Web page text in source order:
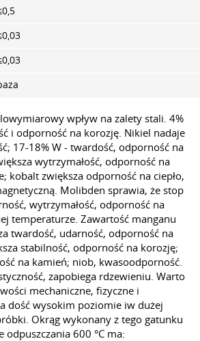
wpływ na zalety stali. 4%
i odporność na korozję. Nikiel nadaje
17-18% W - twardość, odporność na
wytrzymałość, odporność na
kobalt zwiększa odporność na ciepło,
Molibden sprawia, że stop
wytrzymałość, odporność na
temperaturze. Zawartość manganu
twardość, udarność, odporność na
stabilność, odporność na korozję;
na kamień; niob, kwasoodporność.
zapobiega rdzewieniu. Warto
mechaniczne, fizyczne i
dość wysokim poziomie iw dużej
Okrąg wykonany z tego gatunku
600 °C ma: